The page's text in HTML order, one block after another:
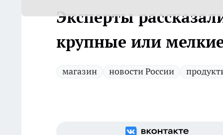
Эксперты
крупные или
магазин новости России